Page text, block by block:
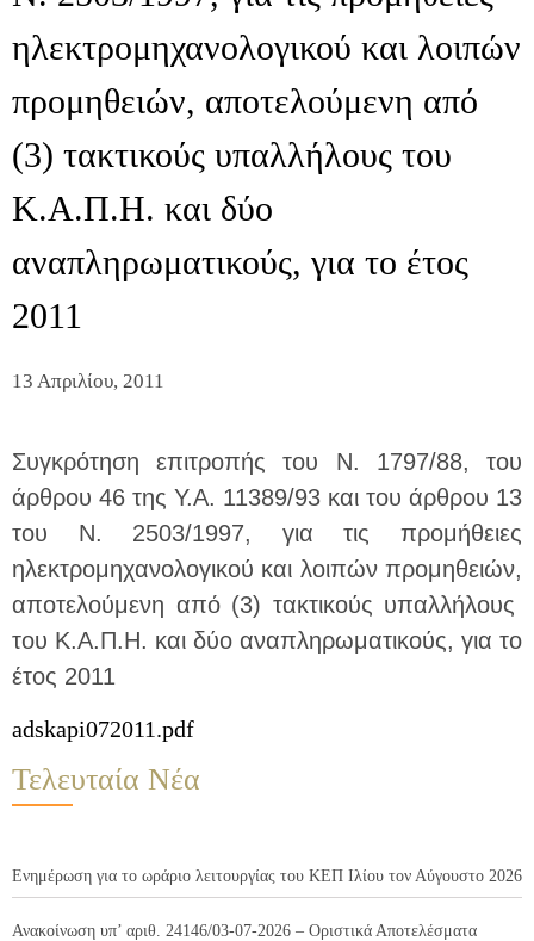
ηλεκτρομηχανολογικού και λοιπών
προμηθειών, αποτελούμενη από
(3) τακτικούς υπαλλήλους του
Κ.Α.Π.Η. και δύο
αναπληρωματικούς, για το έτος
2011
13 Απριλίου, 2011
Συγκρότηση επιτροπής του Ν. 1797/88, του
άρθρου 46 της Υ.Α. 11389/93 και του άρθρου 13
του Ν. 2503/1997, για τις προμήθειες
ηλεκτρομηχανολογικού και λοιπών προμηθειών,
αποτελούμενη από (3) τακτικούς υπαλλήλους
του Κ.Α.Π.Η. και δύο αναπληρωματικούς, για το
έτος 2011
adskapi072011.pdf
Τελευταία Νέα
Ενημέρωση για το ωράριο λειτουργίας του ΚΕΠ Ιλίου τον Αύγουστο 2026
Ανακοίνωση υπ’ αριθ. 24146/03-07-2026 – Οριστικά Αποτελέσματα